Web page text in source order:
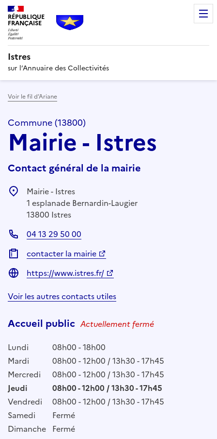
RÉPUBLIQUE
FRANÇAISE
Istres
sur l’Annuaire des Collectivités
Voir le fil d’Ariane
Commune (13800)
Mairie - Istres
Contact général de la mairie
Mairie - Istres
1 esplanade Bernardin-Laugier
13800 Istres
04 13 29 50 00
contacter la mairie
https://www.istres.fr/
Voir les autres contacts utiles
Accueil public Actuellement fermé
Lundi
08h00 - 18h00
Mardi
08h00 - 12h00 / 13h30 - 17h45
Mercredi
08h00 - 12h00 / 13h30 - 17h45
Jeudi
08h00 - 12h00 / 13h30 - 17h45
Vendredi
08h00 - 12h00 / 13h30 - 17h45
Samedi
Fermé
Dimanche Fermé